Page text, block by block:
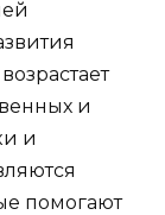
и
и
помогают